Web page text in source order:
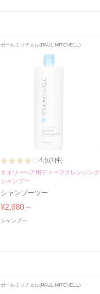
ポールミッチェル(PAUL MITCHELL)
4点(1件)
オイリーヘア用ディープクレンジング
シャンプー
シャンプーツー
¥2,680～
シャンプー
ポールミッチェル(PAUL MITCHELL)